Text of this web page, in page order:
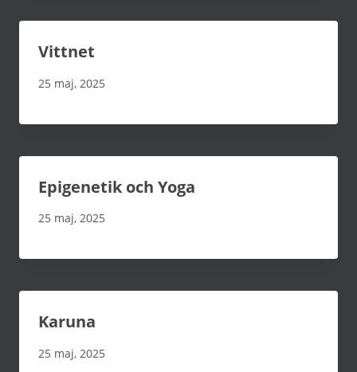
Vittnet
25 maj, 2025
Epigenetik och Yoga
25 maj, 2025
Karuna
25 maj, 2025